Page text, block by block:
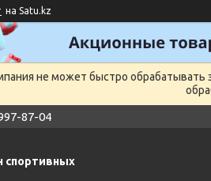
на Satu.kz
не может быстро
87-04
спортивных